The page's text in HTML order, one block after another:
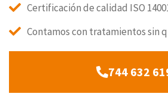
Certificación de calidad ISO
Contamos con tratamientos sin
744 632